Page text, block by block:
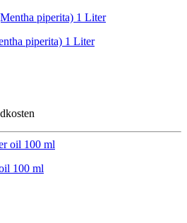
piperita) 1 Liter
100 ml